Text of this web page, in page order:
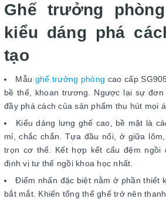
Ghế trưởng
kiểu dáng phá
tạo
Mẫu ghế trưởng phòng cao cấp
bề thế, khoan trương. Ngược lại sự
đầy phá cách của sản phẩm thu hút mọi
Kiểu dáng lưng ghế cao, bề mặt là
mỉ, chắc chắn. Tựa đầu nổi, ở giữa
trọn cơ thể. Kết hợp kết cấu đệm ngồi
định vị tư thế ngồi khoa học nhất.
Điểm nhấn đặc biệt nằm ở phần thiết
bắt mắt. Khiến tổng thể ghế trở nên